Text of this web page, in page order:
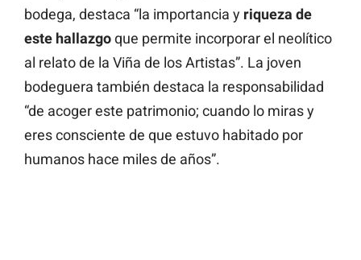
bodega, destaca “la importancia y riqueza de
este hallazgoque permite incorporar el neolítico
al relato de la Viña de los Artistas”. La joven
bodeguera también destaca la responsabilidad
“de acoger este patrimonio; cuando lo miras y
eres consciente de que estuvo habitado por
humanos hace miles de años”.